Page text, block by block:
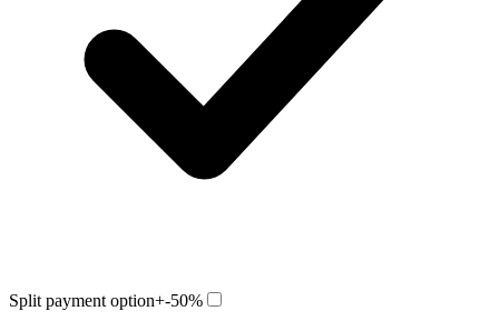
Split payment option+-50%